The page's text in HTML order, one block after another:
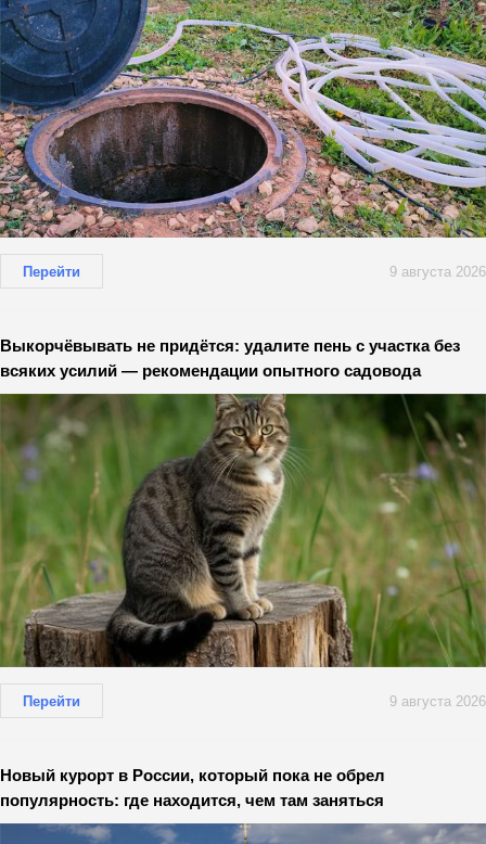
Перейти 9 августа 2026
Выкорчёвывать не придётся: удалите пень с участка без
всяких усилий — рекомендации опытного садовода
Перейти 9 августа 2026
Новый курорт в России, который пока не обрел
популярность: где находится, чем там заняться